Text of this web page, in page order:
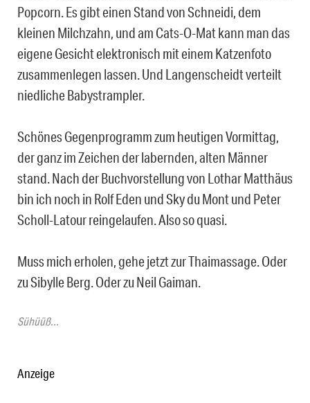
Sühüüß...
Popcorn. Es gibt einen Stand von Schneidi, dem
kleinen Milchzahn, und am Cats-O-Mat kann man das
eigene Gesicht elektronisch mit einem Katzenfoto
zusammenlegen lassen. Und Langenscheidt verteilt
niedliche Babystrampler.
Schönes Gegenprogramm zum heutigen Vormittag,
der ganz im Zeichen der labernden, alten Männer
stand. Nach der Buchvorstellung von Lothar Matthäus
bin ich noch in Rolf Eden und Sky du Mont und Peter
Scholl-Latour reingelaufen. Also so quasi.
Muss mich erholen, gehe jetzt zur Thaimassage. Oder
zu Sibylle Berg. Oder zu Neil Gaiman.
Anzeige